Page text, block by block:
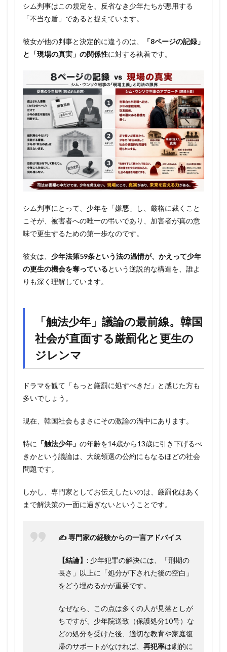
シム判事はこの規定を、反省なき少年たちが悪用する
「不当な盾」であると捉えています。
彼女が他の判事と決定的に違うのは、
「8ページの記録」
と「現場の真実」の関係性に対する執着です。
シム判事にとって、少年を「嫌悪」し、厳格に裁くこと
こそが、被害者への唯一の弔いであり、加害者が真の意
味で更生するための第一歩なのです。
彼女は、 少年法第59条という法の温情が、かえって少年
の更生の機会を奪っているという逆説的な構造を、誰よ
りも深く理解しています。
「触法少年」議論の最前線。韓国
社会が直面する厳罰化と更生の
ジレンマ
ドラマを観て「もっと厳罰に処すべきだ」と感じた方も
多いでしょう。
現在、韓国社会もまさにその激論の渦中にあります。
特に 「触法少年」 の年齢を14歳から13歳に引き下げるべ
きかという議論は、大統領選の公約にもなるほどの社会
問題です。
しかし、専門家としてお伝えしたいのは、厳罰化はあく
まで解決策の一面に過ぎないということです。
✍️ 専門家の経験からの一言アドバイス
【結論】: 少年犯罪の解決には、「刑期の
長さ」以上に「処分が下された後の空白」
をどう埋めるかが重要です。
なぜなら、この点は多くの人が見落としが
ちですが、少年院送致（保護処分10号）な
どの処分を受けた後、適切な教育や家庭復
帰のサポートがなければ、 再犯率は劇的に